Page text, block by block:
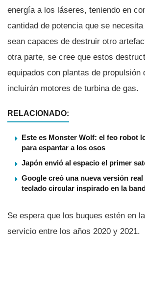
energí­a a los láseres, teniendo en
cantidad de potencia que se
sean capaces de destruir otro
otra parte, se cree que estos
equipados con plantas de propulsión
incluirán motores de turbina de gas.
RELACIONADO:
Este es Monster Wolf: el feo robot
para espantar a los osos
Japón envió al espacio el primer
Google creó una nueva versión
teclado circular inspirado en la
Se espera que los buques estén en
servicio entre los años 2020 y 2021.